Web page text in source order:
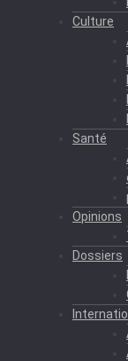
Culture
Santé
Opinions
Dossiers